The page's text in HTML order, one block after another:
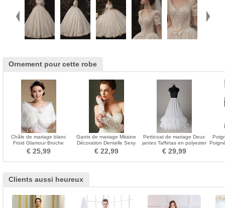
Ornement pour cette robe
Châle de mariage blanc
Froid Glamour Broche
fleurie en cristal
€ 25,99
Gants de mariage Mitaine
Décoration Dentelle Sexy
Automne Translucide
€ 22,99
Petticoat de mariage Deux
jantes Taffetas en polyester
Robe pleine
€ 29,99
Clients aussi heureux